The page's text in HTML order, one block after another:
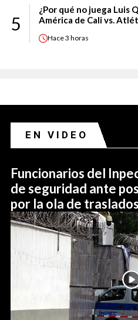
5
¿Por qué no juega Luis
América de Cali vs.
Hace3 horas
EN VIDEO
Funcionarios del
de seguridad ante
por la ola de